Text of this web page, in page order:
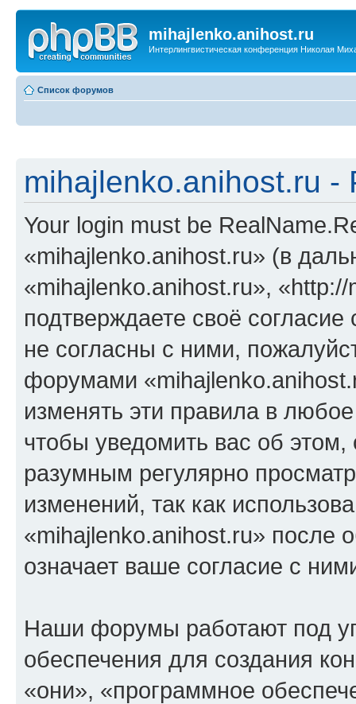
mihajlenko.anihost.ru
Интерлингвистическая конференция Николая
Список форумов
mihajlenko.anihost.ru -
Your login must be
«mihajlenko.anihost.ru» (в
«mihajlenko.anihost.ru»,
подтверждаете своё
не согласны с ними,
форумами
изменять эти правила в
чтобы уведомить вас об
разумным регулярно
изменений, так как
«mihajlenko.anihost.ru» после
означает ваше согласие с
Наши форумы работают под
обеспечения для создания
«они», «программное